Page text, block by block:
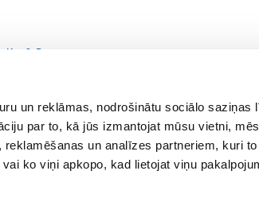
un reklāmas, nodrošinātu sociālo saziņas
par to, kā jūs izmantojat mūsu vietni,
un analīzes partneriem, kuri
ko viņi apkopo, kad lietojat viņu